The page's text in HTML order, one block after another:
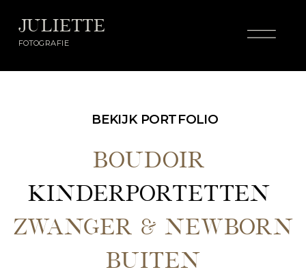
FOTOGRAFIE
JULIETTE
BEKIJK PORTFOLIO
KINDERPORTETTEN
ZWANGER & NEWBORN
BUITEN
BOUDOIR